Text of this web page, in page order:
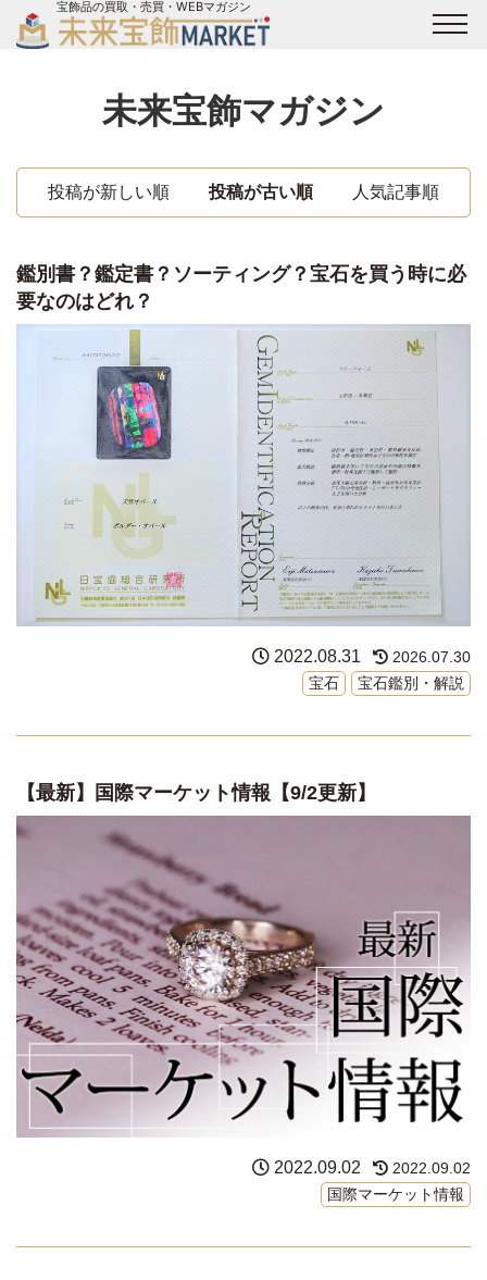
宝飾品の買取・売買・WEBマガジン
ジュエリー買取
未来宝飾マガジン
運営会社
未来宝飾マガジン
投稿が新しい順 投稿が古い順 人気記事順
鑑別書？鑑定書？ソーティング？宝石を買う時に必
要なのはどれ？
2022.08.31
2026.07.30
宝石
宝石鑑別・解説
【最新】国際マーケット情報【9/2更新】
2022.09.02
2022.09.02
国際マーケット情報